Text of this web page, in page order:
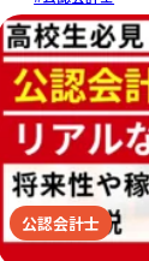
公認会計士